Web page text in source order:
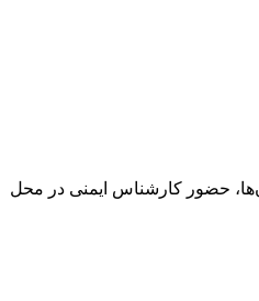
حضور کارشناس ایمنی در محل